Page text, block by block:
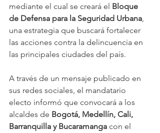
mediante el cual se creará el Bloque
de Defensa para la Seguridad Urbana,
una estrategia que buscará fortalecer
las acciones contra la delincuencia en
las principales ciudades del país.
A través de un mensaje publicado en
sus redes sociales, el mandatario
electo informó que convocará a los
alcaldes de Bogotá, Medellín, Cali,
Barranquilla y Bucaramanga con el